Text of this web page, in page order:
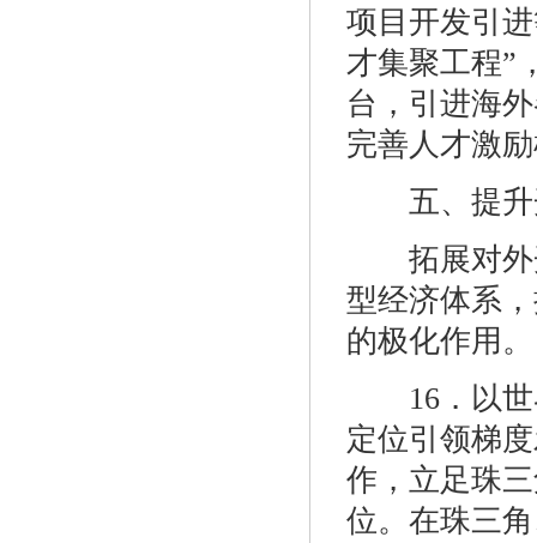
项目开发引
才集聚工程”
台，引进海
完善人才激
五、提升
拓展对外
型经济体系
的极化作用。
16．以世
定位引领梯
作，立足珠
位。在珠三